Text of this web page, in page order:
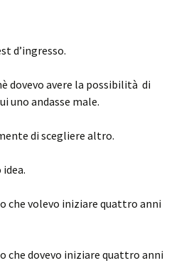
d’ingresso.
dovevo avere la possibilità di
uno andasse male.
di scegliere altro.
che volevo iniziare quattro anni
che dovevo iniziare quattro anni